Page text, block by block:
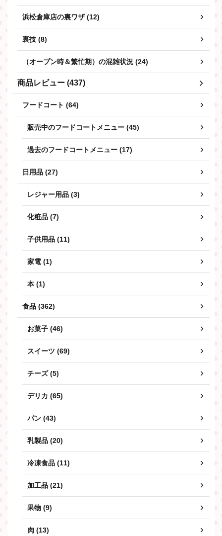
浜松倉庫店の裏ワザ (12)
裏技 (8)
（オープン時＆繁忙期）の混雑状況 (24)
商品レビュー (437)
フードコート (64)
販売中のフードコートメニュー (45)
過去のフードコートメニュー (17)
日用品 (27)
レジャー用品 (3)
化粧品 (7)
子供用品 (11)
家電 (1)
本 (1)
食品 (362)
お菓子 (46)
スイーツ (69)
チーズ (5)
デリカ (65)
パン (43)
乳製品 (20)
冷凍食品 (11)
加工品 (21)
果物 (9)
肉 (13)